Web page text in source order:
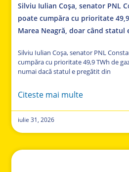
Silviu Iulian Coșa, senator PNL
poate cumpăra cu prioritate
Marea Neagră, doar când statul
Silviu Iulian Coșa, senator PNL
cumpăra cu prioritate 49,9 TWh de
numai dacă statul e pregătit din
Citeste mai multe
iulie 31, 2026